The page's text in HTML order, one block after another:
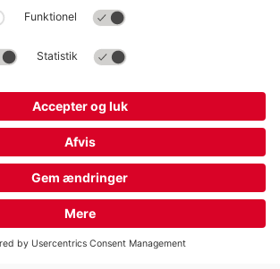
og politikker
Cookieindstillinger
Q-Park Operations Denmark A/S